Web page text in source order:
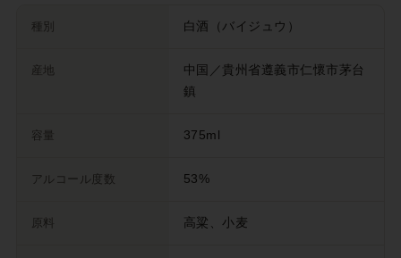
種別 白酒（バイジュウ）
産地
中国／貴州省遵義市仁懷市茅台
鎮
容量 375ml
アルコール度数 53%
原料 高粱、小麦